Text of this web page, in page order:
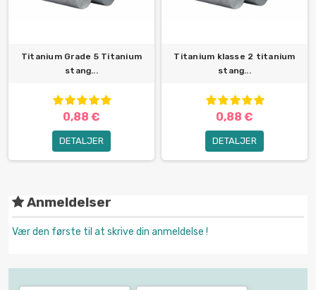
Titanium Grade 5 Titanium
stang...
0,88 €
DETALJER
Titanium klasse 2 titanium
stang...
0,88 €
DETALJER
Anmeldelser
Vær den første til at skrive din anmeldelse !